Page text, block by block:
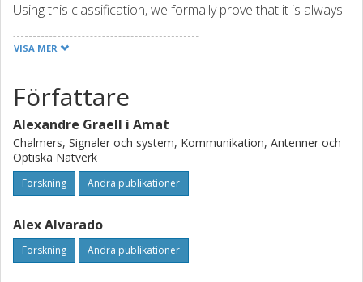
Using this classification, we formally prove that it is always
reflected Gray code (among many other labelings) with
VISA MER
Författare
Alexandre Graell i Amat
Chalmers, Signaler och system, Kommunikation, Antenner och
Optiska Nätverk
Forskning Andra publikationer
Alex Alvarado
Forskning Andra publikationer